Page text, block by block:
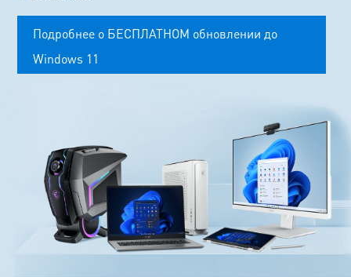
Подробнее о БЕСПЛАТНОМ обновлении до
Windows 11